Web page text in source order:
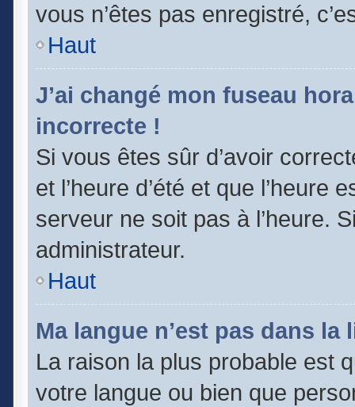
vous n’êtes pas enregistré,
Haut
J’ai changé mon fuseau
incorrecte !
Si vous êtes sûr d’avoir
et l’heure d’été et que
serveur ne soit pas à l’heure.
administrateur.
Haut
Ma langue n’est pas dans la
La raison la plus probable est
votre langue ou bien que